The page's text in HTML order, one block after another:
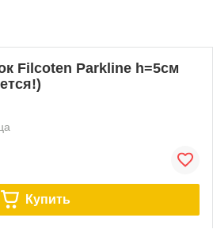
Filcoten Parkline h=5см
Купить